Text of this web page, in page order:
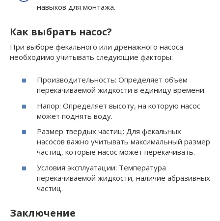
навыков для монтажа.
Как выбрать насос?
При выборе фекального или дренажного насоса
необходимо учитывать следующие факторы:
Производительность: Определяет объем
перекачиваемой жидкости в единицу времени.
Напор: Определяет высоту, на которую насос
может поднять воду.
Размер твердых частиц: Для фекальных
насосов важно учитывать максимальный размер
частиц, которые насос может перекачивать.
Условия эксплуатации: Температура
перекачиваемой жидкости, наличие абразивных
частиц.
Заключение